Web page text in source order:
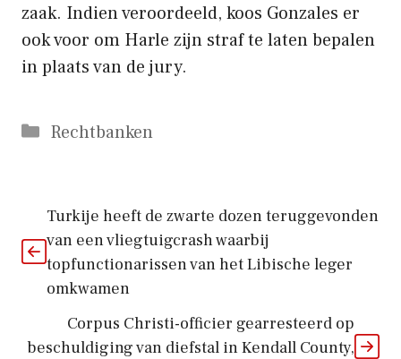
zaak. Indien veroordeeld, koos Gonzales er
ook voor om Harle zijn straf te laten bepalen
in plaats van de jury.
Categorieën
Rechtbanken
Turkije heeft de zwarte dozen teruggevonden
van een vliegtuigcrash waarbij
topfunctionarissen van het Libische leger
omkwamen
Corpus Christi-officier gearresteerd op
beschuldiging van diefstal in Kendall County,